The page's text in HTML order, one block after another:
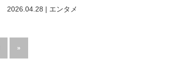
ホアヒン「再起動」の旅。
2026.04.28 | エンタメ
»